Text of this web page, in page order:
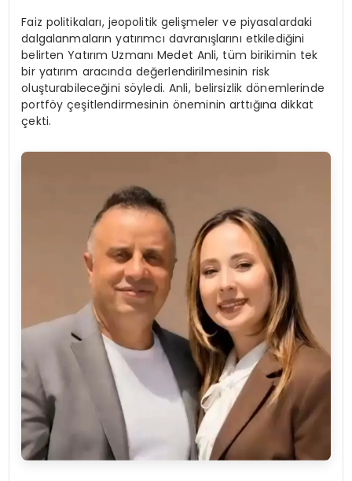
Faiz politikaları, jeopolitik gelişmeler ve piyasalardaki
dalgalanmaların yatırımcı davranışlarını etkilediğini
belirten Yatırım Uzmanı Medet Anli, tüm birikimin tek
bir yatırım aracında değerlendirilmesinin risk
oluşturabileceğini söyledi. Anli, belirsizlik dönemlerinde
portföy çeşitlendirmesinin öneminin arttığına dikkat
çekti.